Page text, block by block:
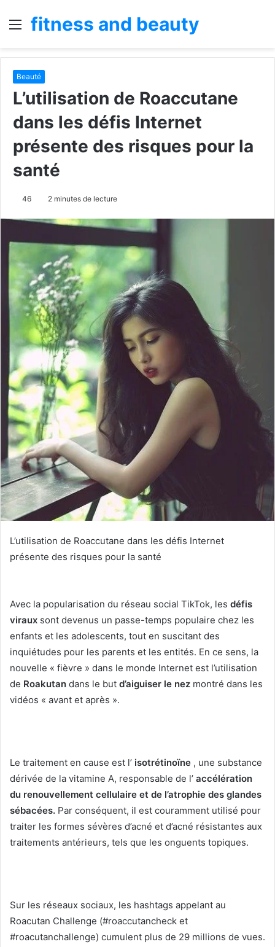
Menu
fitness and beauty
Beauté
L’utilisation de Roaccutane
dans les défis Internet
présente des risques pour la
santé
46 2 minutes de lecture
L’utilisation de Roaccutane dans les défis Internet
présente des risques pour la santé
Avec la popularisation du réseau social TikTok, les défis
viraux sont devenus un passe-temps populaire chez les
enfants et les adolescents, tout en suscitant des
inquiétudes pour les parents et les entités. En ce sens, la
nouvelle « fièvre » dans le monde Internet est l’utilisation
de Roakutan dans le but d’aiguiser le nez montré dans les
vidéos « avant et après ».
Le traitement en cause est l’ isotrétinoïne , une substance
dérivée de la vitamine A, responsable de l’ accélération
du renouvellement cellulaire et de l’atrophie des glandes
sébacées. Par conséquent, il est couramment utilisé pour
traiter les formes sévères d’acné et d’acné résistantes aux
traitements antérieurs, tels que les onguents topiques.
Sur les réseaux sociaux, les hashtags appelant au
Roacutan Challenge (#roaccutancheck et
#roacutanchallenge) cumulent plus de 29 millions de vues.